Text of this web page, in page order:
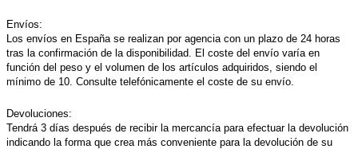
Envíos:
Los envíos en España se realizan por agencia con un plazo de 24 horas
tras la confirmación de la disponibilidad. El coste del envío varía en
función del peso y el volumen de los artículos adquiridos, siendo el
mínimo de 10. Consulte telefónicamente el coste de su envío.
Devoluciones:
Tendrá 3 días después de recibir la mercancía para efectuar la devolución
indicando la forma que crea más conveniente para la devolución de su